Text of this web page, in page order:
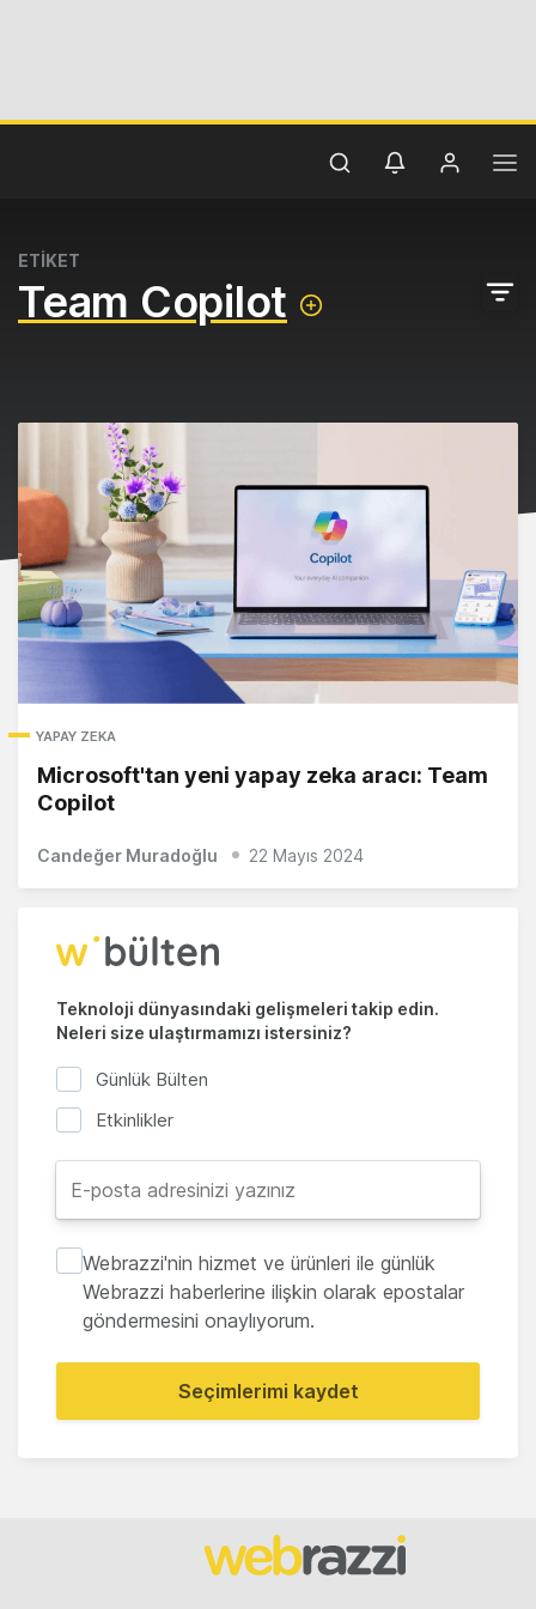
ETİKET
Team Copilot
YAPAY ZEKA
Microsoft'tan yeni yapay zeka aracı: Team
Copilot
Candeğer Muradoğlu 22 Mayıs 2024
Teknoloji dünyasındaki gelişmeleri takip edin.
Neleri size ulaştırmamızı istersiniz?
Günlük Bülten
Etkinlikler
Webrazzi'nin hizmet ve ürünleri ile günlük
Webrazzi haberlerine ilişkin olarak epostalar
göndermesini onaylıyorum.
Seçimlerimi kaydet